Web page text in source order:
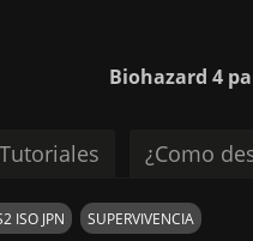
Biohazard 4
Tutoriales ¿Como
ISO JPN SUPERVIVENCIA